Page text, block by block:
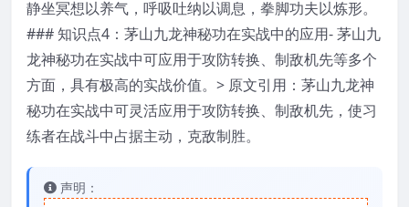
静坐冥想以养气，呼吸吐纳以调息，拳脚功夫以炼形。
### 知识点4：茅山九龙神秘功在实战中的应用- 茅山九
龙神秘功在实战中可应用于攻防转换、制敌机先等多个
方面，具有极高的实战价值。> 原文引用：茅山九龙神
秘功在实战中可灵活应用于攻防转换、制敌机先，使习
练者在战斗中占据主动，克敌制胜。
声明：